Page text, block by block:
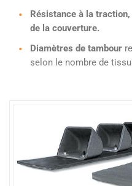
Résistance à la traction,
de la couverture.
Diamètres de tambour
selon le nombre de